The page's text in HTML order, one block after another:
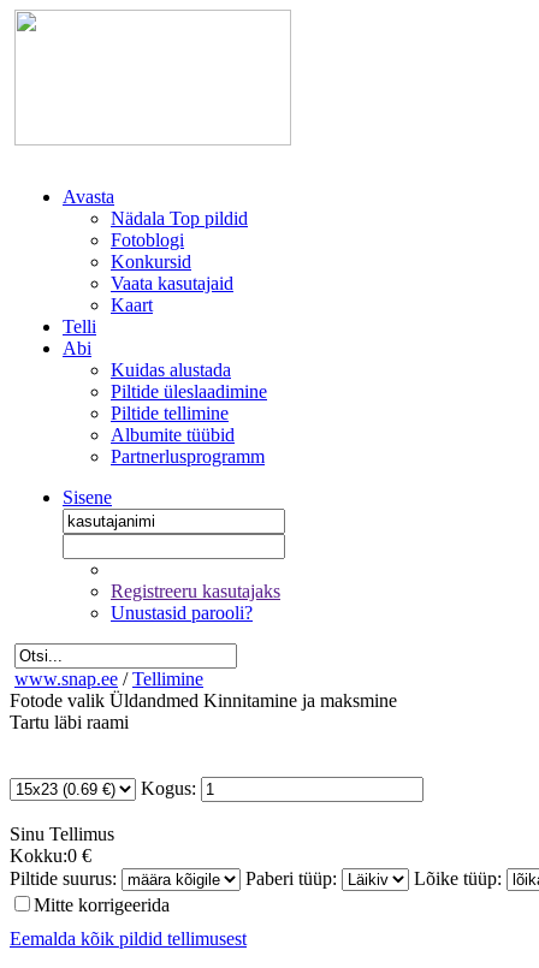
Avasta
Nädala Top pildid
Fotoblogi
Konkursid
Vaata kasutajaid
Kaart
Telli
Abi
Kuidas alustada
Piltide üleslaadimine
Piltide tellimine
Albumite tüübid
Partnerlusprogramm
Sisene
Registreeru kasutajaks
Unustasid parooli?
www.snap.ee / Tellimine
Fotode valik Üldandmed Kinnitamine ja maksmine
Tartu läbi raami
Kogus:
Sinu Tellimus
Kokku:0 €
Piltide suurus:
Paberi tüüp:
Lõike tüüp:
Mitte korrigeerida
Eemalda kõik pildid tellimusest